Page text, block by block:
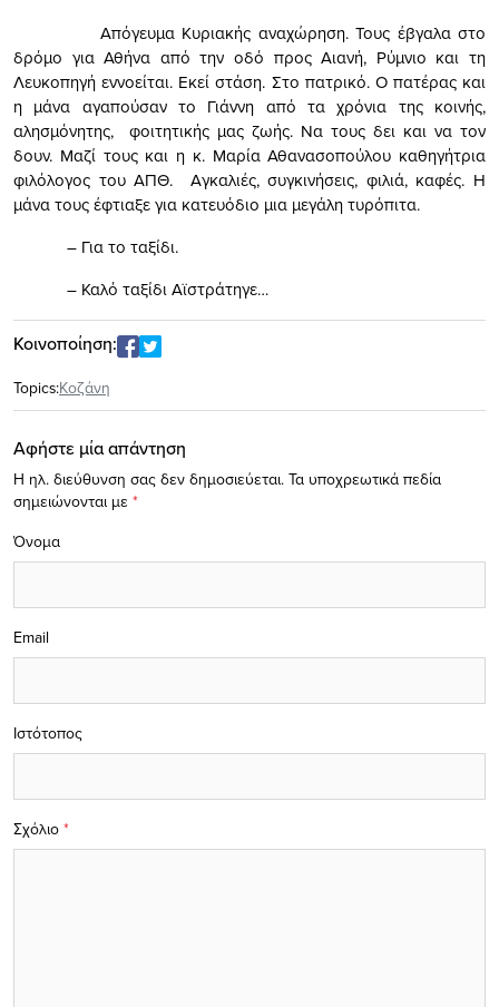
Απόγευμα Κυριακής αναχώρηση. Τους έβγαλα στο
δρόμο για Αθήνα από την οδό προς Αιανή, Ρύμνιο και τη
Λευκοπηγή εννοείται. Εκεί στάση. Στο πατρικό. Ο πατέρας και
η μάνα αγαπούσαν το Γιάννη από τα χρόνια της κοινής,
αλησμόνητης, φοιτητικής μας ζωής. Να τους δει και να τον
δουν. Μαζί τους και η κ. Μαρία Αθανασοπούλου καθηγήτρια
φιλόλογος του ΑΠΘ. Αγκαλιές, συγκινήσεις, φιλιά, καφές. Η
μάνα τους έφτιαξε για κατευόδιο μια μεγάλη τυρόπιτα.
– Για το ταξίδι.
– Καλό ταξίδι Αϊστράτηγε…
Κοινοποίηση:
Topics:Κοζάνη
Αφήστε μία απάντηση
Η ηλ. διεύθυνση σας δεν δημοσιεύεται. Τα υποχρεωτικά πεδία
σημειώνονται με *
Σχόλιο *
Όνομα
Email
Ιστότοπος